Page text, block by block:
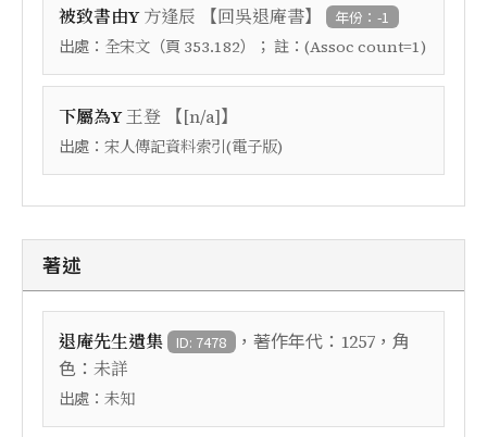
被致書由Y 方逢辰 【回吳退庵書】 年份：-1
出處： 全宋文 （頁 353.182）； 註： (Assoc count=1)
下屬為Y 王登 【[n/a]】
出處： 宋人傳記資料索引(電子版)
著述
退庵先生遺集 ID: 7478 ，著作年代： 1257，角
色： 未詳
出處： 未知